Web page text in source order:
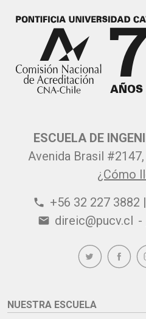
ESCUELA DE
Avenida Brasil
¿Cómo
phone +56 32 227 3882
email direic@pucv.cl -
NUESTRA ESCUELA